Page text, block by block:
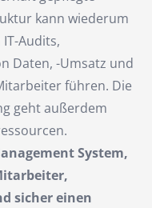
kann wiederum
Audits,
Daten, -Umsatz und
führen. Die
geht außerdem
System,
sicher einen